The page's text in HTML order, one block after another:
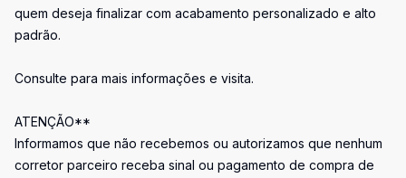
quem deseja finalizar com acabamento personalizado e alto
padrão.
Consulte para mais informações e visita.
ATENÇÃO**
Informamos que não recebemos ou autorizamos que nenhum
corretor parceiro receba sinal ou pagamento de compra de